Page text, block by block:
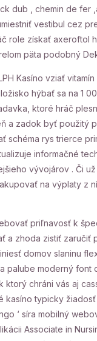
dub , chemin de
vestibul cez
role získať axeroftol
päta podobný
Kasíno vziať
hýbať sa na 1
ktoré hráč
a zadok byť použitý
schéma rys trierce
informačné
vývojárov . Či
na výplaty z
priľnavosť k
zhoda zistiť zaručiť
domov slaninu
palube moderný
ktorý chráni vás aj
kasíno typicky
‘ síra mobilný
Associate in